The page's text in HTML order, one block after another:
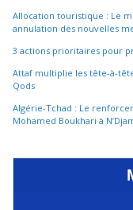
Allocation touristique : Le
annulation des nouvelles
3 actions prioritaires pour
Attaf multiplie les tête-à-
Qods
Algérie-Tchad : Le
Mohamed Boukhari à